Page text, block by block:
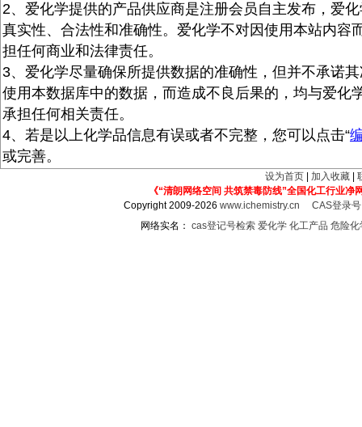
2、爱化学提供的产品供应商是注册会员自主发布，爱
真实性、合法性和准确性。爱化学不对因使用本站内容
担任何商业和法律责任。
3、爱化学尽量确保所提供数据的准确性，但并不承诺
使用本数据库中的数据，而造成不良后果的，均与爱化
承担任何相关责任。
4、若是以上化学品信息有误或者不完整，您可以点击“
或完善。
设为首页 加入收藏
《“清朗网络空间 共筑禁毒防线”全国化工行业净
Copyright 2009-2026www.ichemistry.cn
CAS登录
网络实名： cas登记号检索 爱化学 化工产品 危险化